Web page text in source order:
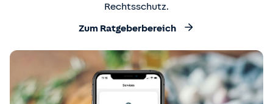
Rechtsschutz.
Zum Ratgeberbereich